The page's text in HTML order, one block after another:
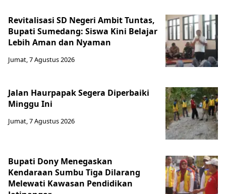
Revitalisasi SD Negeri Ambit Tuntas,
Bupati Sumedang: Siswa Kini Belajar
Lebih Aman dan Nyaman
Jumat, 7 Agustus 2026
Jalan Haurpapak Segera Diperbaiki
Minggu Ini
Jumat, 7 Agustus 2026
Bupati Dony Menegaskan
Kendaraan Sumbu Tiga Dilarang
Melewati Kawasan Pendidikan